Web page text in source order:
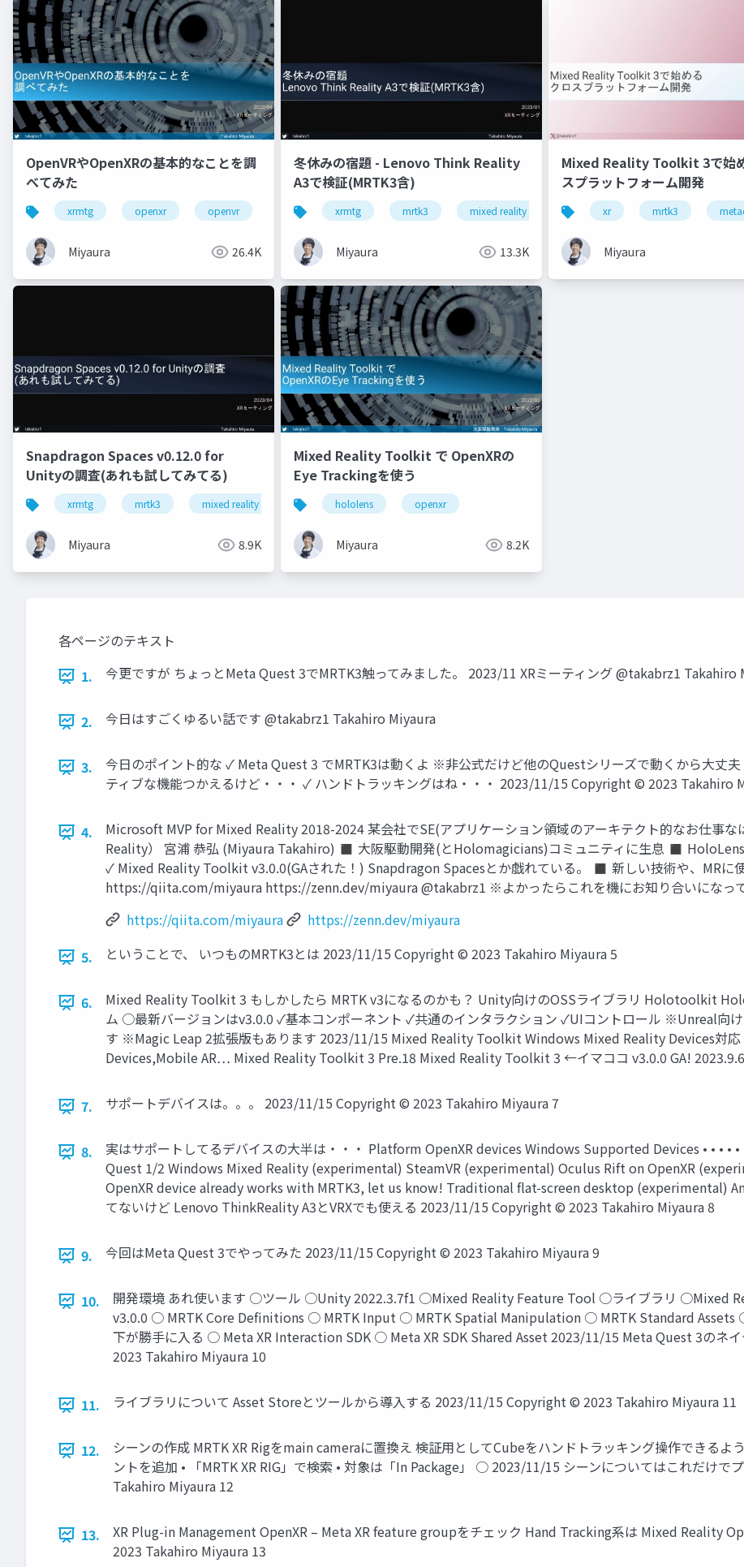
OpenVRやOpenXRの基本的なことを調
べてみた
xrmtg openxr openvr hololens
Miyaura 26.4K
冬休みの宿題 - Lenovo Think Reality
A3で検証(MRTK3含)
xrmtg mrtk3 mixed reality snapdragon spaces thinki
Miyaura 13.3K
Mixed Reality Toolkit 3で始
スプラットフォーム開発
xr mrtk3
Miyaura
Snapdragon Spaces v0.12.0 for
Unityの調査(あれも試してみてる)
xrmtg mrtk3 mixed reality snapdragon spaces think reality a3
Miyaura 8.9K
Mixed Reality Toolkit で OpenXRの
Eye Trackingを使う
hololens openxr
Miyaura 8.2K
各ページのテキスト
1.
今更ですが ちょっとMeta Quest 3でMRTK3触ってみました。 2023/11 XRミーティング @takabrz1 Takahiro
2. 今日はすごくゆるい話です @takabrz1 Takahiro Miyaura
3.
今日のポイント的な ✓ Meta Quest 3 でMRTK3は動くよ ※非公式だけど他のQuestシリーズで動くから大丈
ティブな機能つかえるけど・・・ ✓ ハンドトラッキングはね・・・ 2023/11/15 Copyright © 2023 Takahiro
4.
Microsoft MVP for Mixed Reality 2018-2024 某会社でSE(アプリケーション領域のアーキテクト的なお仕事
Reality） 宮浦 恭弘 (Miyaura Takahiro) ◼ 大阪駆動開発(とHolomagicians)コミュニティに生息 ◼
✓ Mixed Reality Toolkit v3.0.0(GAされた！) Snapdragon Spacesとか戯れている。 ◼ 新しい技術や、MRに
https://qiita.com/miyaura https://zenn.dev/miyaura @takabrz1 ※よかったらこれを機にお知り合いになっ
https://qiita.com/miyaura
https://zenn.dev/miyaura
5.
ということで、 いつものMRTK3とは 2023/11/15 Copyright © 2023 Takahiro Miyaura 5
6.
Mixed Reality Toolkit 3 もしかしたら MRTK v3になるのかも？ Unity向けのOSSライブラリ Holotoolkit
ム ○最新バージョンはv3.0.0 ✓基本コンポーネント ✓共通のインタラクション ✓UIコントロール ※Unreal向
す ※Magic Leap 2拡張版もあります 2023/11/15 Mixed Reality Toolkit Windows Mixed Reality Devices対
Devices,Mobile AR… Mixed Reality Toolkit 3 Pre.18 Mixed Reality Toolkit 3 ←イマココ v3.0.0 GA!
7. サポートデバイスは。。。 2023/11/15 Copyright © 2023 Takahiro Miyaura 7
8.
実はサポートしてるデバイスの大半は・・・ Platform OpenXR devices Windows Supported Devices • • • •
Quest 1/2 Windows Mixed Reality (experimental) SteamVR (experimental) Oculus Rift on OpenXR
OpenXR device already works with MRTK3, let us know! Traditional flat-screen desktop (experimental)
てないけど Lenovo ThinkReality A3とVRXでも使える 2023/11/15 Copyright © 2023 Takahiro Miyaura 8
9. 今回はMeta Quest 3でやってみた 2023/11/15 Copyright © 2023 Takahiro Miyaura 9
10.
開発環境 あれ使います ○ツール ○Unity 2022.3.7f1 ○Mixed Reality Feature Tool ○ライブラリ ○Mixed
v3.0.0 ○ MRTK Core Definitions ○ MRTK Input ○ MRTK Spatial Manipulation ○ MRTK Standard Assets
下が勝手に入る ○ Meta XR Interaction SDK ○ Meta XR SDK Shared Asset 2023/11/15 Meta Quest 3のネ
2023 Takahiro Miyaura 10
11. ライブラリについて Asset Storeとツールから導入する 2023/11/15 Copyright © 2023 Takahiro Miyaura 11
12.
シーンの作成 MRTK XR Rigをmain cameraに置換え 検証用としてCubeをハンドトラッキング操作できる
ントを追加 • 「MRTK XR RIG」で検索 • 対象は「In Package」 ○ 2023/11/15 シーンについてはこれだけ
Takahiro Miyaura 12
13.
XR Plug-in Management OpenXR – Meta XR feature groupをチェック Hand Tracking系は Mixed Reality
2023 Takahiro Miyaura 13